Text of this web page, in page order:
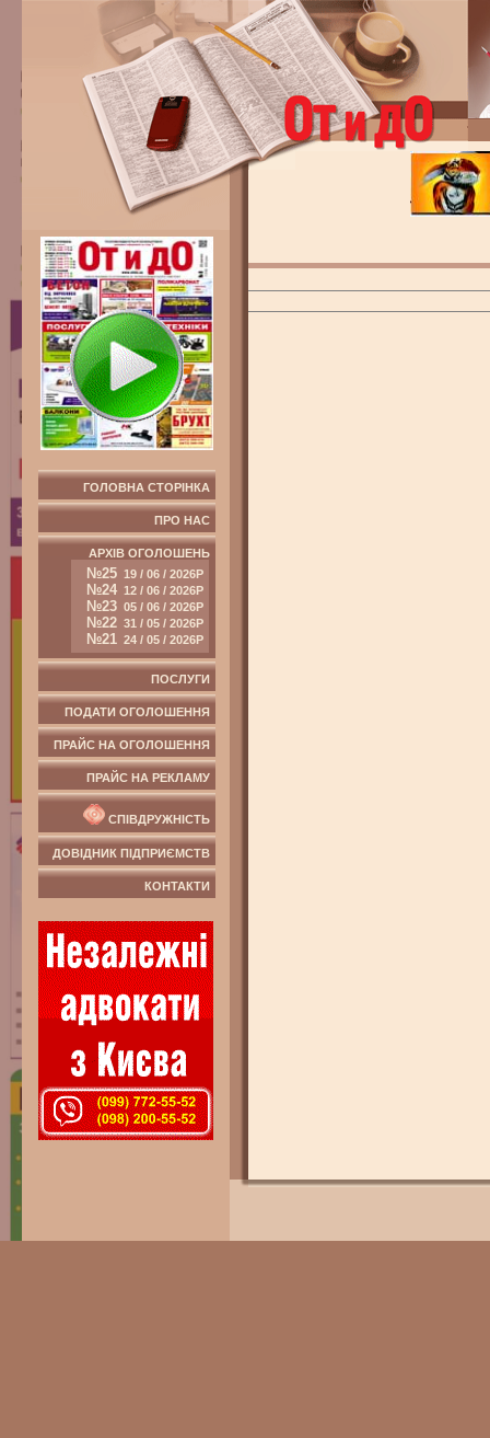
ГОЛОВНА СТОРІНКА
ПРО НАС
АРХІВ ОГОЛОШЕНЬ
№25 19 / 06 / 2026Р
№24 12 / 06 / 2026Р
№23 05 / 06 / 2026Р
№22 31 / 05 / 2026Р
№21 24 / 05 / 2026Р
ПОСЛУГИ
ПОДАТИ ОГОЛОШЕННЯ
ПРАЙС НА ОГОЛОШЕННЯ
ПРАЙС НА РЕКЛАМУ
СПІВДРУЖНІСТЬ
ДОВІДНИК ПІДПРИЄМСТВ
КОНТАКТИ